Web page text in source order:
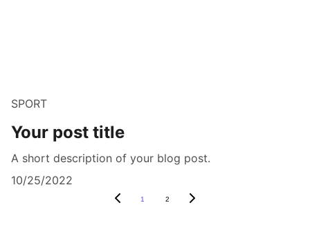
SPORT
Your post title
A short description of your blog post.
10/25/2022
1 2